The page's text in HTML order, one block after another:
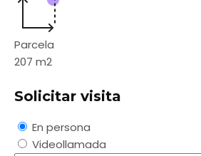
Parcela
207 m2
Solicitar visita
En persona
Videollamada